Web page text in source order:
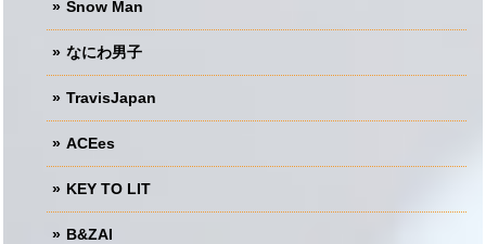
Snow Man
なにわ男子
TravisJapan
ACEes
KEY TO LIT
B&ZAI